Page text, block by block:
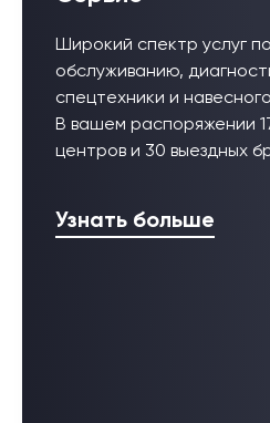
Широкий спектр услуг
обслуживанию,
спецтехники и
В вашем распоряжении
центров и 30 выездных
Узнать больше